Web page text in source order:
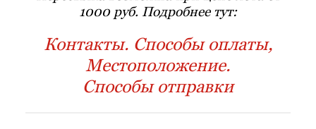
1000 руб. Подробнее тут:
Контакты. Способы оплаты,
Местоположение.
Способы отправки